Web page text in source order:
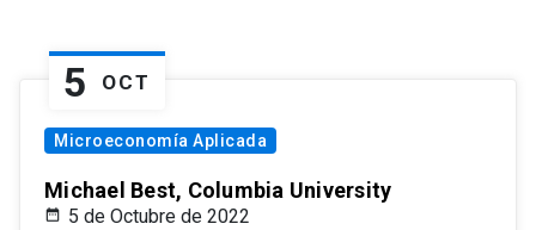
5 OCT
Microeconomía Aplicada
Michael Best, Columbia University
5 de Octubre de 2022